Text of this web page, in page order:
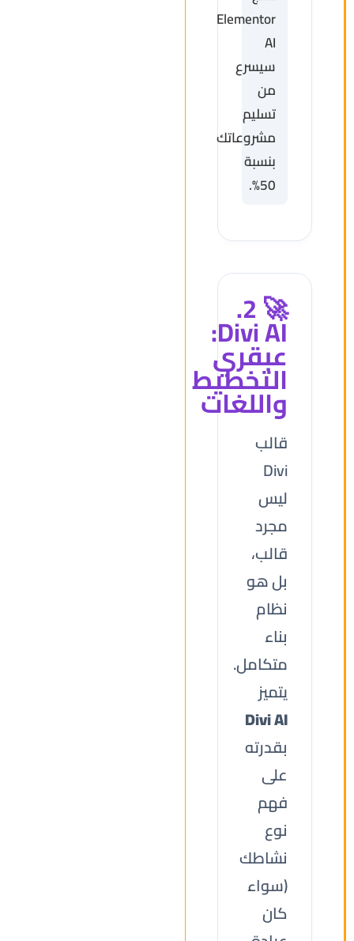
Elementor
AI
سيسرع
من
تسليم
مشروعاتك
بنسبة
50%.
🚀 2.
Divi AI:عبقري
التخطيط
واللغات
قالب
Divi
ليس
مجرد
قالب،
بل هو
نظام
بناء
متكامل.
يتميز
Divi AI
بقدرته
على
فهم
نوع
نشاطك
(سواء
كان